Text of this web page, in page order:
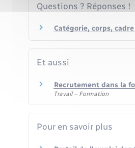
Questions ? Réponses !
Catégorie, corps,
Et aussi
Recrutement dans la
Travail – Formation
Pour en savoir plus